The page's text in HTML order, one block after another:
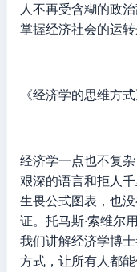
人不再受含糊的政
掌握经济社会的运转
《经济学的思维方式
经济学一点也不复
艰深的语言和拒人
生畏公式图表，也
证。托马斯·索维尔
我们讲解经济学博
方式，让所有人都